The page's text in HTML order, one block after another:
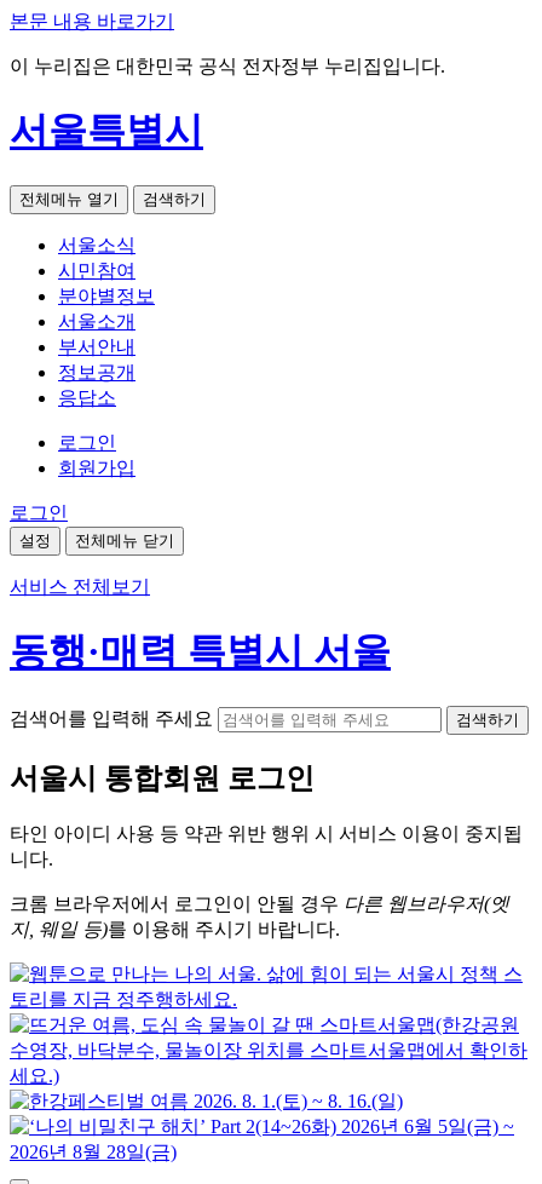
본문 내용 바로가기
이 누리집은 대한민국 공식 전자정부 누리집입니다.
서울특별시
전체메뉴 열기 검색하기
서울소식
시민참여
분야별정보
서울소개
부서안내
정보공개
응답소
로그인
회원가입
로그인
설정 전체메뉴 닫기
서비스 전체보기
동행·매력 특별시 서울
검색어를 입력해 주세요 검색하기
서울시 통합회원 로그인
타인 아이디 사용 등 약관 위반 행위 시 서비스 이용이 중지됩
니다.
크롬 브라우저에서 로그인이 안될 경우 다른 웹브라우저(엣
지, 웨일 등)를 이용해 주시기 바랍니다.